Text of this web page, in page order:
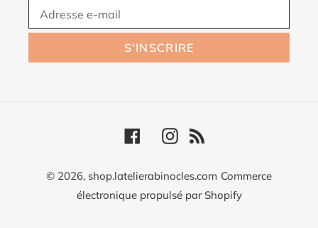
S'INSCRIRE
FacebookInstagram
© 2026, shop.latelierabinocles.com Commerce
électronique propulsé par Shopify